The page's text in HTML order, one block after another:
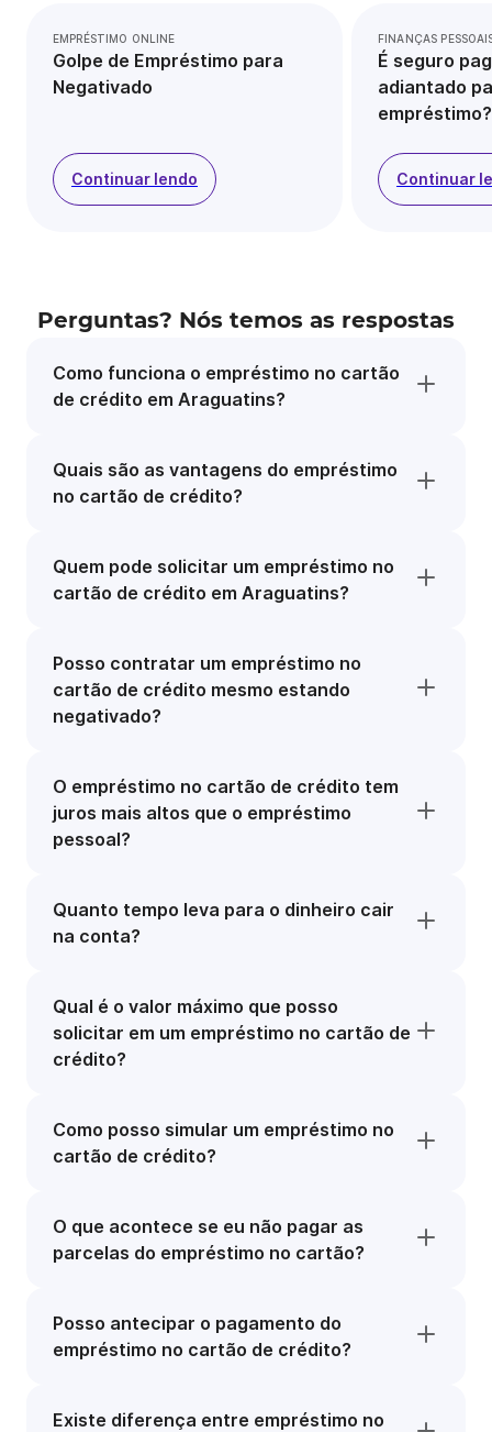
EMPRÉSTIMO ONLINE
Golpe de Empréstimo para
Negativado
Continuar lendo
FINANÇAS
É seguro
adiantado
empréstimo?
Continuar
Perguntas? Nós temos as respostas
Como funciona o empréstimo no cartão
de crédito em Araguatins?
Quais são as vantagens do empréstimo
no cartão de crédito?
Quem pode solicitar um empréstimo no
cartão de crédito em Araguatins?
Posso contratar um empréstimo no
cartão de crédito mesmo estando
negativado?
O empréstimo no cartão de crédito tem
juros mais altos que o empréstimo
pessoal?
Quanto tempo leva para o dinheiro cair
na conta?
Qual é o valor máximo que posso
solicitar em um empréstimo no cartão de
crédito?
Como posso simular um empréstimo no
cartão de crédito?
O que acontece se eu não pagar as
parcelas do empréstimo no cartão?
Posso antecipar o pagamento do
empréstimo no cartão de crédito?
Existe diferença entre empréstimo no